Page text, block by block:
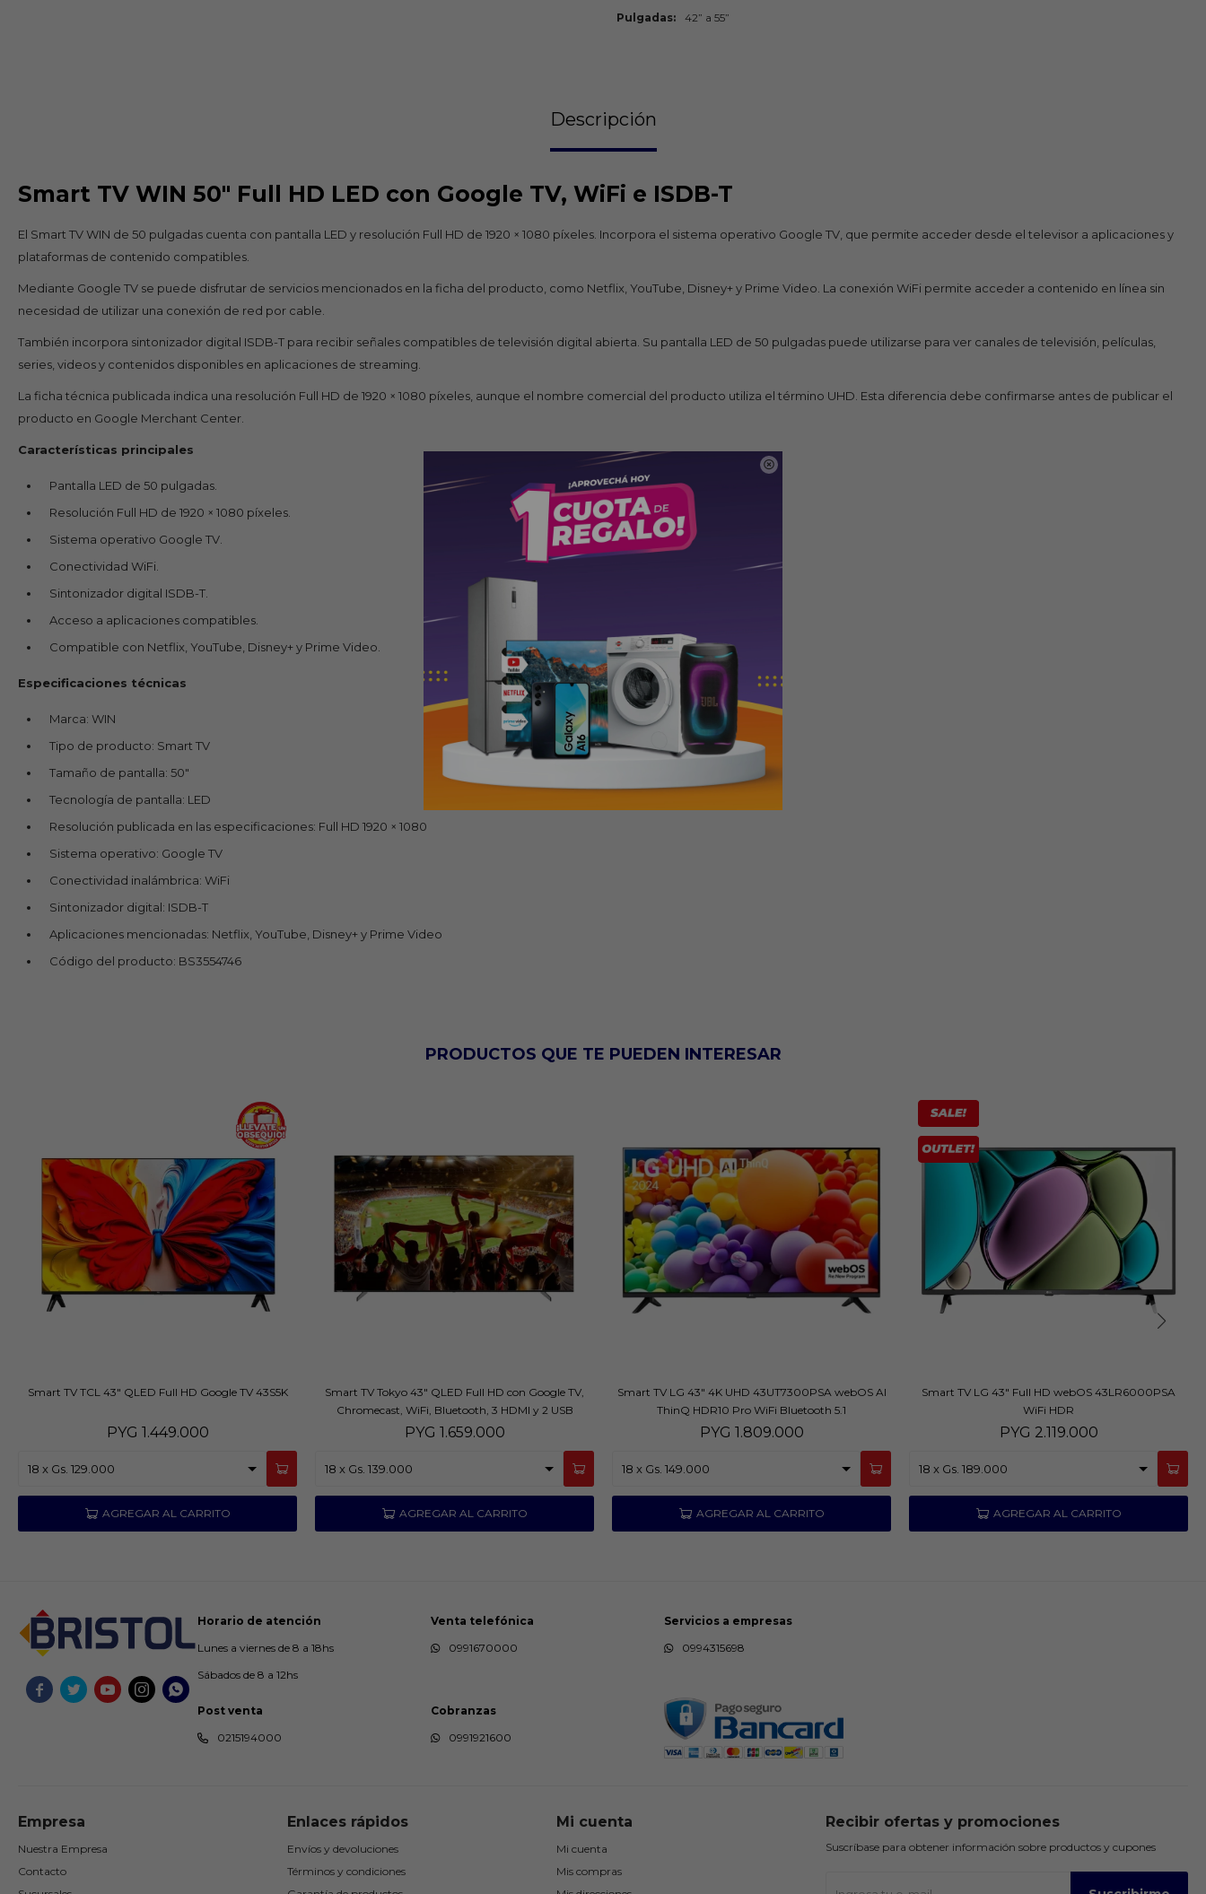

Pulgadas 42” a 55”
Descripción
Smart TV WIN 50" Full HD LED con Google TV, WiFi e ISDB-T
El Smart TV WIN de 50 pulgadas cuenta con pantalla LED y resolución Full HD de 1920 × 1080 píxeles. Incorpora el sistema operativo Google TV, que permite acceder desde el televisor a aplicaciones y
plataformas de contenido compatibles.
Mediante Google TV se puede disfrutar de servicios mencionados en la ficha del producto, como Netflix, YouTube, Disney+ y Prime Video. La conexión WiFi permite acceder a contenido en línea sin
necesidad de utilizar una conexión de red por cable.
También incorpora sintonizador digital ISDB-T para recibir señales compatibles de televisión digital abierta. Su pantalla LED de 50 pulgadas puede utilizarse para ver canales de televisión, películas,
series, videos y contenidos disponibles en aplicaciones de streaming.
La ficha técnica publicada indica una resolución Full HD de 1920 × 1080 píxeles, aunque el nombre comercial del producto utiliza el término UHD. Esta diferencia debe confirmarse antes de publicar el
producto en Google Merchant Center.
Características principales
Pantalla LED de 50 pulgadas.
Resolución Full HD de 1920 × 1080 píxeles.
Sistema operativo Google TV.
Conectividad WiFi.
Sintonizador digital ISDB-T.
Acceso a aplicaciones compatibles.
Compatible con Netflix, YouTube, Disney+ y Prime Video.
Especificaciones técnicas
Marca: WIN
Tipo de producto: Smart TV
Tamaño de pantalla: 50"
Tecnología de pantalla: LED
Resolución publicada en las especificaciones: Full HD 1920 × 1080
Sistema operativo: Google TV
Conectividad inalámbrica: WiFi
Sintonizador digital: ISDB-T
Aplicaciones mencionadas: Netflix, YouTube, Disney+ y Prime Video
Código del producto: BS3554746
PRODUCTOS QUE TE PUEDEN INTERESAR
Smart TV TCL 43" QLED Full HD Google TV 43S5K
PYG 1.449.000
Smart TV Tokyo 43" QLED Full HD con Google TV,
Chromecast, WiFi, Bluetooth, 3 HDMI y 2 USB
PYG 1.659.000
Smart TV LG 43" 4K UHD 43UT7300PSA webOS AI
ThinQ HDR10 Pro WiFi Bluetooth 5.1
PYG 1.809.000
Smart TV LG 43" Full HD webOS 43LR6000PSA
WiFi HDR
PYG 2.119.000
    
Horario de atención
Lunes a viernes de 8 a 18hs
Sábados de 8 a 12hs
Venta telefónica
0991670000
Servicios a empresas
0994315698
Post venta
0215194000
Cobranzas
0991921600
Empresa
Nuestra Empresa
Contacto
Enlaces rápidos
Envíos y devoluciones
Términos y condiciones
Mi cuenta
Mi cuenta
Mis compras
Recibir ofertas y promociones
Suscríbase para obtener información sobre productos y cupones